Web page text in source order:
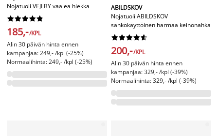
Nojatuoli VEJLBY vaalea hiekka






185,-/KPL
Alin 30 päivän hinta ennen
kampanjaa: 249,- /kpl (-25%)
Normaalihinta: 249,- /kpl (-25%)
ABILDSKOV
Nojatuoli ABILDSKOV
sähkökäyttöinen harmaa keinonahka






200,-/KPL
Alin 30 päivän hinta ennen
kampanjaa: 329,- /kpl (-39%)
Normaalihinta: 329,- /kpl (-39%)